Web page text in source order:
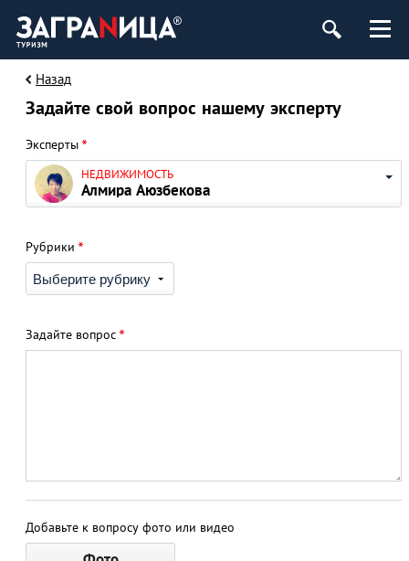
Назад
Задайте свой вопрос нашему эксперту
Эксперты*
НЕДВИЖИМОСТЬ
Алмира Аюзбекова
Рубрики *
Задайте вопрос*
Добавьте к вопросу фото или видео